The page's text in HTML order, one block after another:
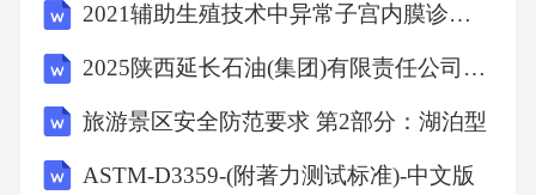
16.如图，点4在反比例函数y=](x<0)的图象上,过
点4作ABIIy轴，点C在y轴正半轴上，若A
ABC的面积为则k的值为________.
2021辅助生殖技术中异常子宫内膜诊疗的中国专家共识(全文)
2025陕西延长石油(集团)有限责任公司科技人才招聘116人笔试备考试题及答案解析
旅游景区安全防范要求 第2部分：湖泊型
ASTM-D3359-(附著力测试标准)-中文版